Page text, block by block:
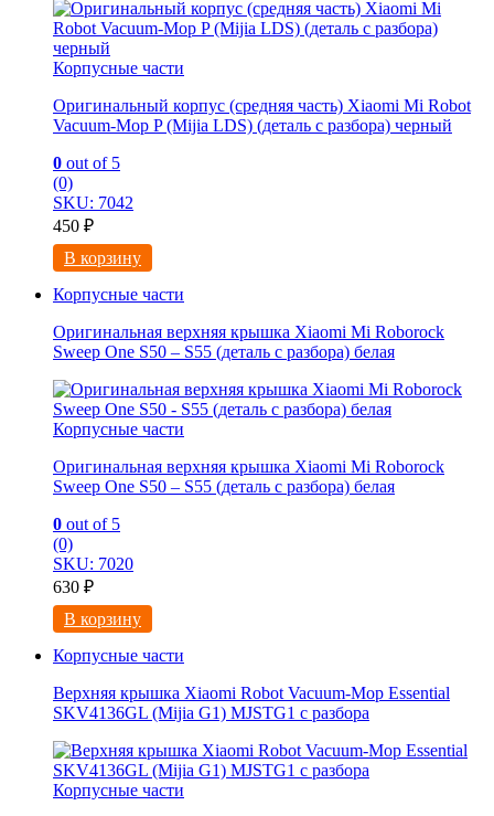
Корпусные части
Оригинальный корпус (средняя часть) Xiaomi Mi Robot
Vacuum-Mop P (Mijia LDS) (деталь с разбора) черный
0 out of 5
(0)
SKU: 7042
450 ₽
В корзину
Корпусные части
Оригинальная верхняя крышка Xiaomi Mi Roborock
Sweep One S50 – S55 (деталь с разбора) белая
Корпусные части
Оригинальная верхняя крышка Xiaomi Mi Roborock
Sweep One S50 – S55 (деталь с разбора) белая
0 out of 5
(0)
SKU: 7020
630 ₽
В корзину
Корпусные части
Верхняя крышка Xiaomi Robot Vacuum-Mop Essential
SKV4136GL (Mijia G1) MJSTG1 с разбора
Корпусные части